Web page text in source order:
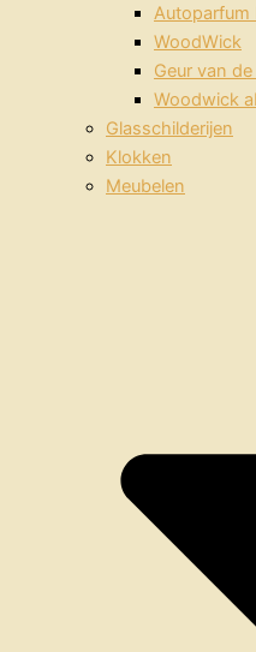
Autoparfum
WoodWick
Geur van
Woodwick
Glasschilderijen
Klokken
Meubelen